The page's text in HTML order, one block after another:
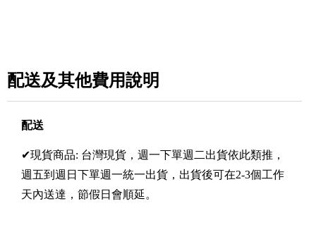
配送及其他費用說明
配送
✔現貨商品: 台灣現貨，週一下單週二出貨依此類推，
週五到週日下單週一統一出貨，出貨後可在2-3個工作
天內送達，節假日會順延。